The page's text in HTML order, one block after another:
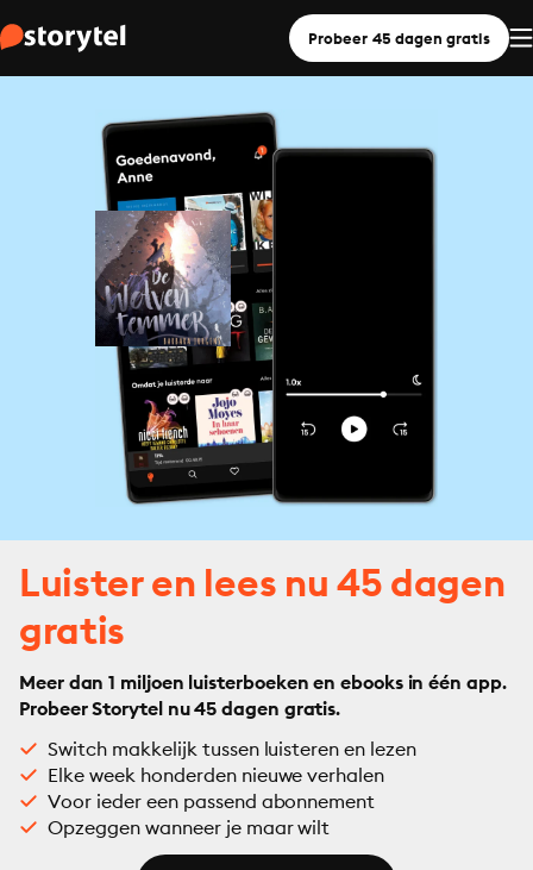
Probeer 45 dagen gratis
Luister en lees nu 45 dagen
gratis
Meer dan 1 miljoen luisterboeken en ebooks in één app.
Probeer Storytel nu 45 dagen gratis.
Switch makkelijk tussen luisteren en lezen
Elke week honderden nieuwe verhalen
Voor ieder een passend abonnement
Opzeggen wanneer je maar wilt